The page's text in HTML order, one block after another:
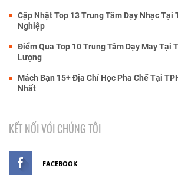
Cập Nhật Top 13 Trung Tâm Dạy Nhạc Tại
Nghiệp
Điểm Qua Top 10 Trung Tâm Dạy May Tại
Lượng
Mách Bạn 15+ Địa Chỉ Học Pha Chế Tại
Nhất
KẾT NỐI VỚI CHÚNG TÔI
FACEBOOK